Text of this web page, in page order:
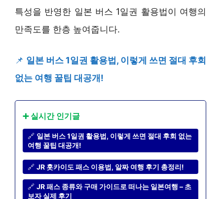
특성을 반영한 일본 버스 1일권 활용법이 여행의
만족도를 한층 높여줍니다.
📌 일본 버스 1일권 활용법, 이렇게 쓰면 절대 후회
없는 여행 꿀팁 대공개!
➕ 실시간 인기글
🔗 일본 버스 1일권 활용법, 이렇게 쓰면 절대 후회 없는
여행 꿀팁 대공개!
🔗 JR 홋카이도 패스 이용법, 알짜 여행 후기 총정리!
🔗 JR 패스 종류와 구매 가이드로 떠나는 일본여행 – 초
보자 실제 후기